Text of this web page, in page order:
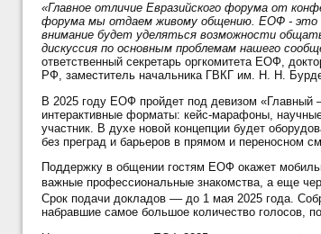
«Главное отличие Евразийского форума от
форума мы отдаем живому общению. ЕОФ - это
внимание будет уделяться возможности
дискуссия по основным проблемам нашего
ответственный секретарь оргкомитета ЕОФ,
РФ, заместитель начальника ГВКГ им. Н. Н.
В 2025 году ЕОФ пройдет под девизом «Главный
интерактивные форматы: кейс-марафоны,
участник. В духе новой концепции будет
без преград и барьеров в прямом и переносном
Поддержку в общении гостям ЕОФ окажет
важные профессиональные знакомства, а еще
Срок подачи докладов –– до 1 мая 2025 года.
набравшие самое большое количество голосов,